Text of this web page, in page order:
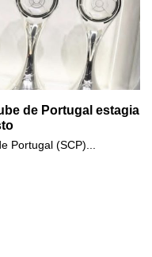
de Portugal estagia
Portugal (SCP)...